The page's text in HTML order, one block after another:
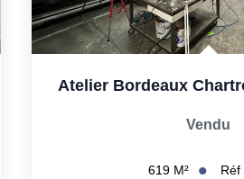
Atelier Bordeaux
Vendu
619 M² Réf